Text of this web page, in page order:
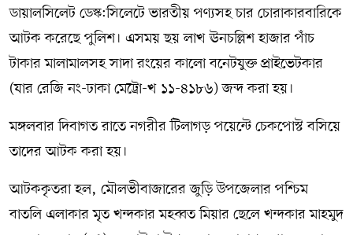
ডায়ালসিলেট ডেস্ক:সিলেটে ভারতীয় পণ্যসহ চার চোরাকারবারিকে
আটক করেছে পুলিশ। এসময় ছয় লাখ ঊনচল্লিশ হাজার পাঁচ
টাকার মালামালসহ সাদা রংয়ের কালো বনেটযুক্ত প্রাইভেটকার
(যার রেজি নং-ঢাকা মেট্রো-খ ১১-৪১৮৬) জব্দ করা হয়।
মঙ্গলবার দিবাগত রাতে নগরীর টিলাগড় পয়েন্টে চেকপোস্ট বসিয়ে
তাদের আটক করা হয়।
আটককৃতরা হল, মৌলভীবাজারের জুড়ি উপজেলার পশ্চিম
বাতলি এলাকার মৃত খন্দকার মহব্বত মিয়ার ছেলে খন্দকার মাহমুদ